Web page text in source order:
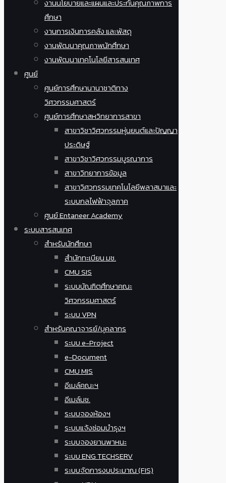
งานนโยบายและแผนและประกันคุณภาพการ
ศึกษา
งานการเงินการคลัง และพัสดุ
งานพัฒนาคุณภาพนักศึกษา
งานพัฒนาเทคโนโลยีสารสนเทศ
ศูนย์
ศูนย์การศึกษานานาชาติทาง
วิศวกรรมศาสตร์
ศูนย์การศึกษาสหวิทยาการสาขา
สาขาวิชาวิศวกรรมหุ่นยนต์และปัญญา
ประดิษฐ์
สาขาวิชาวิศวกรรมบูรณาการ
สาขาวิทยาการข้อมูล
สาขาวิศวกรรมเทคโนโลยีพลาสมาและ
ระบบกลไฟฟ้าจุลภาค
ศูนย์ Entaneer Academy
ระบบสารสนเทศ
สำหรับนักศึกษา
สำนักทะเบียน มช.
CMU SIS
ระบบบัณฑิตศึกษาคณะ
วิศวกรรมศาสตร์
ระบบ VPN
สำหรับคณาจารย์/บุคลากร
ระบบ e-Project
e-Document
CMU MIS
อีเมล์คณะฯ
อีเมล์มช.
ระบบจองห้องฯ
ระบบแจ้งซ่อมบำรุงฯ
ระบบจองยานพาหนะ
ระบบ ENG TECHSERV
ระบบจัดการงบประมาณ (FIS)